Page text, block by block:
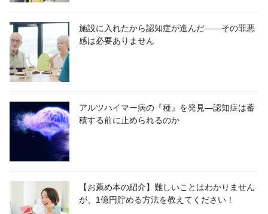
施設に入れたから認知症が進んだ――その罪悪
感は必要ありません
アルツハイマー病の『種』を発見―認知症は蓄
積する前に止められるのか
【お薦め本の紹介】難しいことはわかりません
が、1億円貯める方法を教えてください！